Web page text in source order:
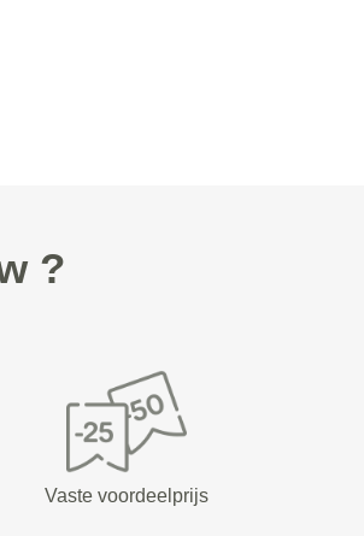
?
Vaste voordeelprijs